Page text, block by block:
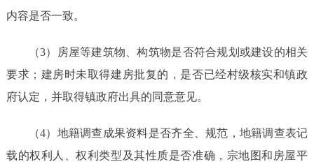
内容是否一致。
（3）
房屋等建筑物、构筑物是否符合规划或建设的相关
要求；建房时未取得建房批复的，是否已经村级核实和镇政
府认定，并取得镇政府出具的同意意见。
（4） 地籍调查成果资料是否齐全、规范，地籍调查表记
载的权利人、权利类型及其性质是否准确，宗地图和房屋平